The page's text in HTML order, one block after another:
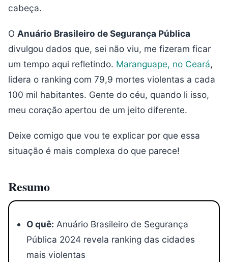
cabeça.
O Anuário Brasileiro de Segurança Pública
divulgou dados que, sei não viu, me fizeram ficar
um tempo aqui refletindo. Maranguape, no Ceará,
lidera o ranking com 79,9 mortes violentas a cada
100 mil habitantes. Gente do céu, quando li isso,
meu coração apertou de um jeito diferente.
Deixe comigo que vou te explicar por que essa
situação é mais complexa do que parece!
Resumo
O quê: Anuário Brasileiro de Segurança
Pública 2024 revela ranking das cidades
mais violentas